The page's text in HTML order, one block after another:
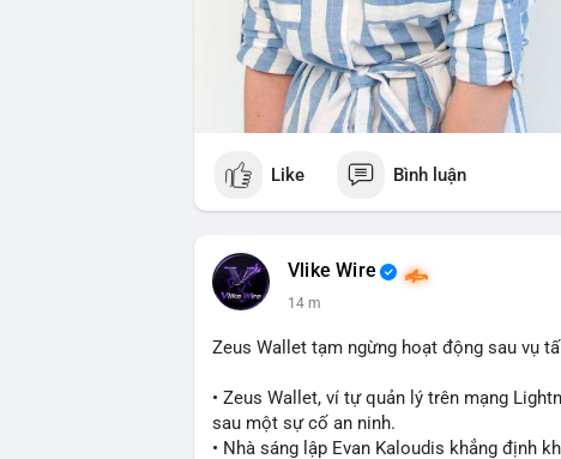
Like Bình luận
Vlike Wire
14 m
Zeus Wallet tạm ngừng hoạt động sau vụ
• Zeus Wallet, ví tự quản lý trên mạng
sau một sự cố an ninh.
• Nhà sáng lập Evan Kaloudis khẳng định